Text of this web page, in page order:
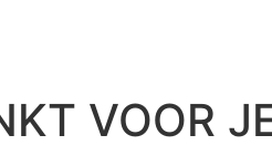
VOOR